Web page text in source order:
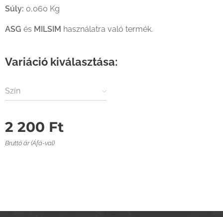
Súly: 0,060 Kg
ASG és MILSIM használatra való termék.
Variáció kiválasztása:
Szín
2 200 Ft
Bruttó ár (Áfá-val)